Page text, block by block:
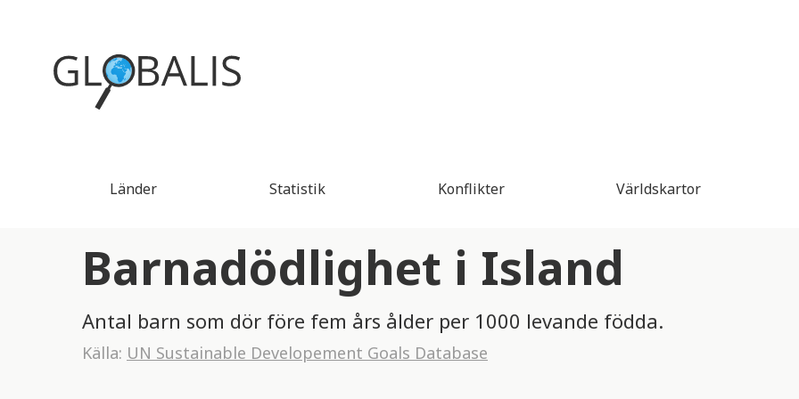
Länder Statistik Konflikter Världskartor
Barnadödlighet i Island
Antal barn som dör före fem års ålder per 1000 levande födda.
Källa: UN Sustainable Developement Goals Database